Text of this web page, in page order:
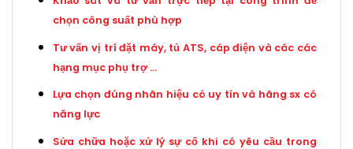
chọn công suất phù hợp
Tư vấn vị trí đặt máy, tủ ATS, cáp điện và các các
hạng mục phụ trợ …
Lựa chọn đúng nhãn hiệu có uy tín và hãng sx có
năng lực
Sửa chữa hoặc xử lý sự cố khi có yêu cầu trong